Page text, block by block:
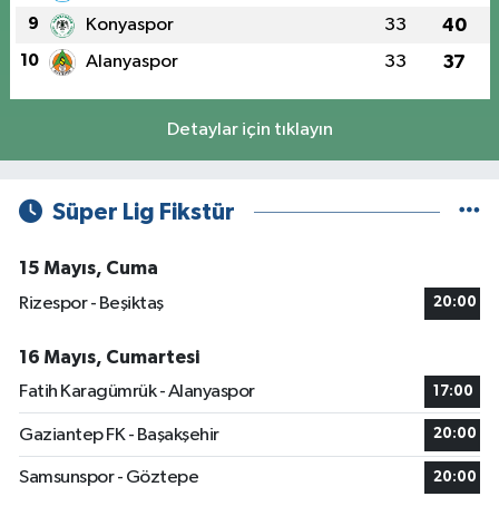
9 Konyaspor 33 40
10 Alanyaspor 33 37
Detaylar için tıklayın
Süper Lig Fikstür
15 Mayıs, Cuma
Rizespor - Beşiktaş
20:00
16 Mayıs, Cumartesi
Fatih Karagümrük - Alanyaspor
17:00
Gaziantep FK - Başakşehir 20:00
Samsunspor - Göztepe 20:00